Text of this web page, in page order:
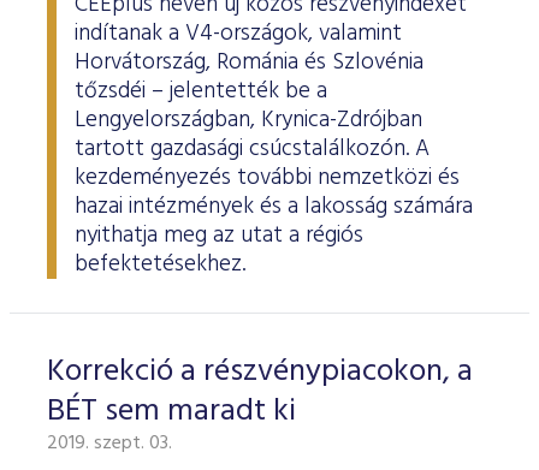
indítanak a V4-országok, valamint
Horvátország, Románia és Szlovénia
tőzsdéi – jelentették be a
Lengyelországban, Krynica-Zdrójban
tartott gazdasági csúcstalálkozón. A
kezdeményezés további nemzetközi és
hazai intézmények és a lakosság számára
nyithatja meg az utat a régiós
befektetésekhez.
Korrekció a részvénypiacokon, a
BÉT sem maradt ki
2019. szept. 03.